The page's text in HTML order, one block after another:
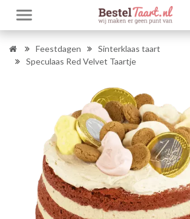
Feestdagen
Sinterklaas taart
Speculaas Red Velvet Taartje